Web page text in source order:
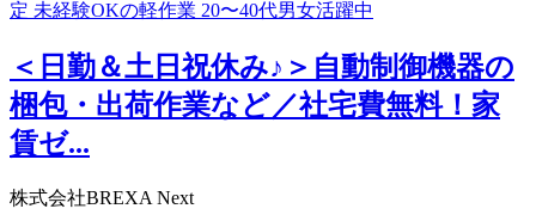
＜日勤＆土日祝休み♪＞自動制御機器の
梱包・出荷作業など／社宅費無料！家
賃ゼ...
株式会社BREXA Next